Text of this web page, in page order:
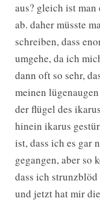
aus? gleich ist
ab. daher müsste
schreiben, dass
umgehe, da ich
dann oft so sehr,
meinen
der flügel des
hinein ikarus
ist, dass ich es gar
gegangen, aber so
dass ich
und jetzt hat mir